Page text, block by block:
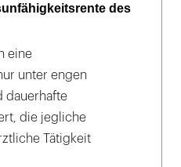
des
eine
unter engen
dauerhafte
die jegliche
Tätigkeit